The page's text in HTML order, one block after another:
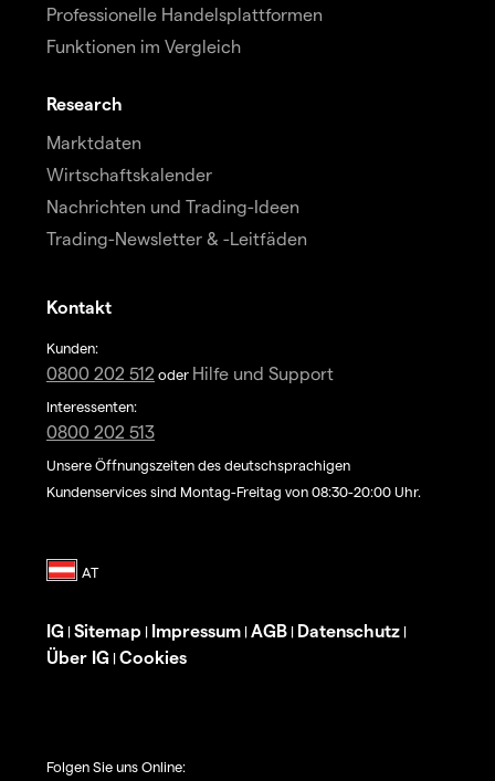
Professionelle Handelsplattformen
Funktionen im Vergleich
Research
Marktdaten
Wirtschaftskalender
Nachrichten und Trading-Ideen
Trading-Newsletter & -Leitfäden
Kontakt
Kunden:
0800 202 512 oder Hilfe und Support
Interessenten:
0800 202 513
Unsere Öffnungszeiten des deutschsprachigen
Kundenservices sind Montag-Freitag von 08:30-20:00 Uhr.
IG | Sitemap | Impressum | AGB | Datenschutz |
Über IG | Cookies
Folgen Sie uns Online: